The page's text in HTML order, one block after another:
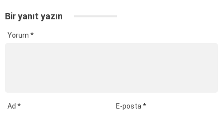
Bir yanıt yazın
Yorum *
Ad * E-posta*